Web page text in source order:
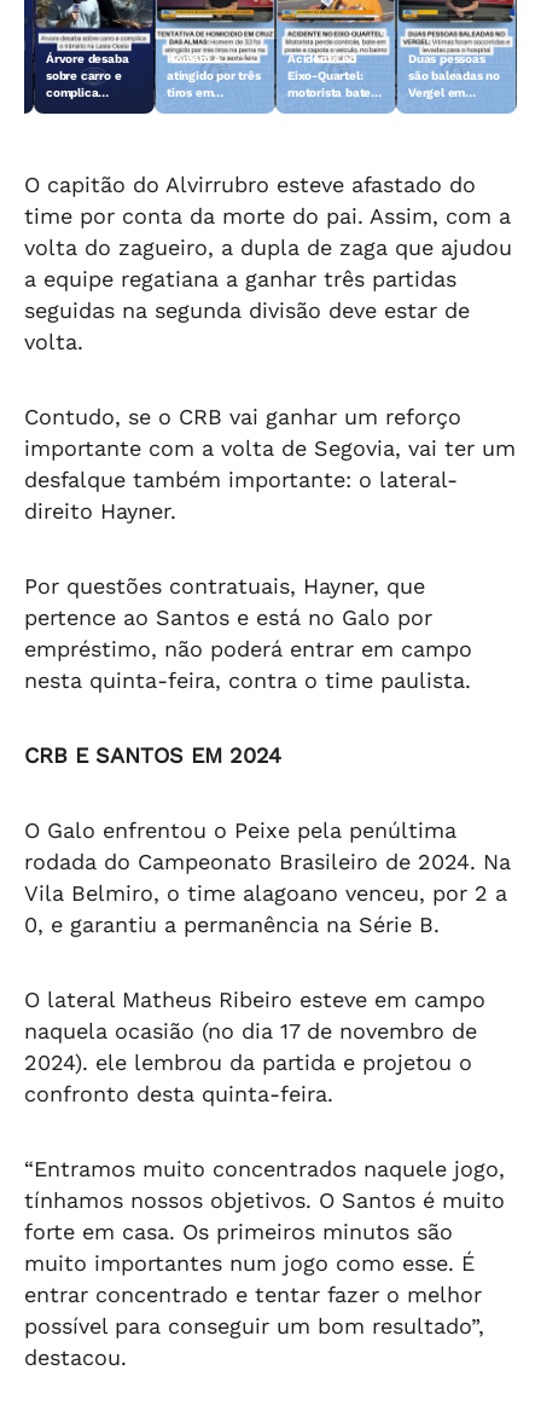
Árvore desaba
sobre carro e
complica
Homem é
atingido por três
tiros em
Maceió
Acidente no
Eixo-Quartel:
motorista bate
Duas pessoas
são baleadas no
Vergel em
O capitão do Alvirrubro esteve afastado do
time por conta da morte do pai. Assim, com a
volta do zagueiro, a dupla de zaga que ajudou
a equipe regatiana a ganhar três partidas
seguidas na segunda divisão deve estar de
volta.
Contudo, se o CRB vai ganhar um reforço
importante com a volta de Segovia, vai ter um
desfalque também importante: o lateral-
direito Hayner.
Por questões contratuais, Hayner, que
pertence ao Santos e está no Galo por
empréstimo, não poderá entrar em campo
nesta quinta-feira, contra o time paulista.
CRB E SANTOS EM 2024
O Galo enfrentou o Peixe pela penúltima
rodada do Campeonato Brasileiro de 2024. Na
Vila Belmiro, o time alagoano venceu, por 2 a
0, e garantiu a permanência na Série B.
O lateral Matheus Ribeiro esteve em campo
naquela ocasião (no dia 17 de novembro de
2024). ele lembrou da partida e projetou o
confronto desta quinta-feira.
“Entramos muito concentrados naquele jogo,
tínhamos nossos objetivos. O Santos é muito
forte em casa. Os primeiros minutos são
muito importantes num jogo como esse. É
entrar concentrado e tentar fazer o melhor
possível para conseguir um bom resultado”,
destacou.